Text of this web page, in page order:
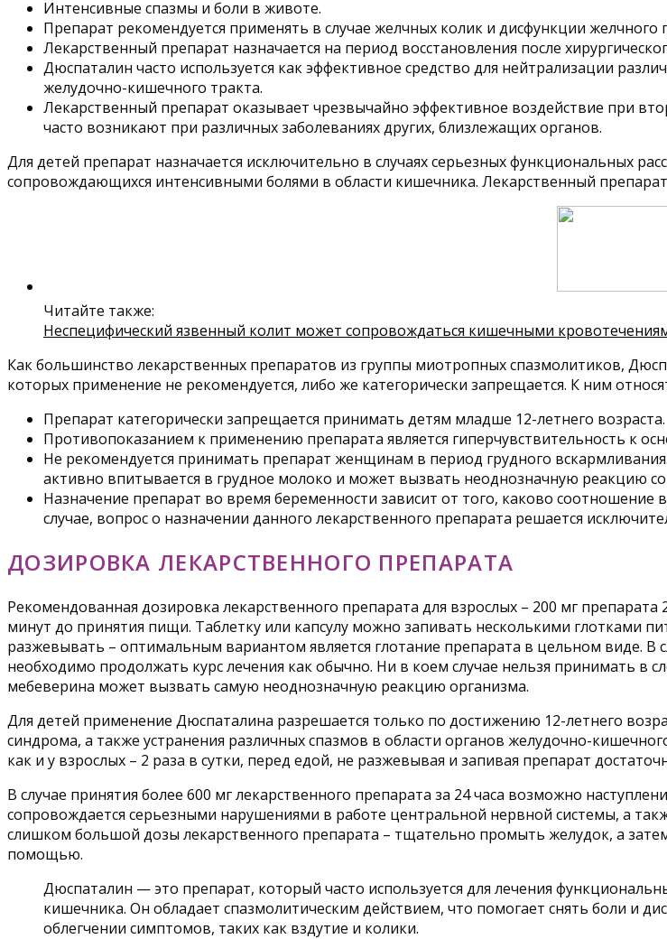
Интенсивные спазмы и боли в животе.
Препарат рекомендуется применять в случае желчных колик и дисфункции желчного
Лекарственный препарат назначается на период восстановления после
Дюспаталин часто используется как эффективное средство для нейтрализации
желудочно-кишечного тракта.
Лекарственный препарат оказывает чрезвычайно эффективное воздействие при
часто возникают при различных заболеваниях других, близлежащих органов.
Для детей препарат назначается исключительно в случаях серьезных функциональных
сопровождающихся интенсивными болями в области кишечника. Лекарственный препарат
Читайте также:
Неспецифический язвенный колит может сопровождаться кишечными
Как большинство лекарственных препаратов из группы миотропных спазмолитиков,
которых применение не рекомендуется, либо же категорически запрещается. К ним
Препарат категорически запрещается принимать детям младше 12-летнего возраста.
Противопоказанием к применению препарата является гиперчувствительность к
Не рекомендуется принимать препарат женщинам в период грудного
активно впитывается в грудное молоко и может вызвать неоднозначную реакцию
Назначение препарат во время беременности зависит от того, каково
случае, вопрос о назначении данного лекарственного препарата решается
ДОЗИРОВКА ЛЕКАРСТВЕННОГО ПРЕПАРАТА
Рекомендованная дозировка лекарственного препарата для взрослых – 200 мг
минут до принятия пищи. Таблетку или капсулу можно запивать несколькими глотками
разжевывать – оптимальным вариантом является глотание препарата в цельном виде. В
необходимо продолжать курс лечения как обычно. Ни в коем случае нельзя принимать
мебеверина может вызвать самую неоднозначную реакцию организма.
Для детей применение Дюспаталина разрешается только по достижению 12-летнего
синдрома, а также устранения различных спазмов в области органов желудочно-
как и у взрослых – 2 раза в сутки, перед едой, не разжевывая и запивая препарат
В случае принятия более 600 мг лекарственного препарата за 24 часа возможно
сопровождается серьезными нарушениями в работе центральной нервной системы, а
слишком большой дозы лекарственного препарата – тщательно промыть желудок, а
помощью.
Дюспаталин — это препарат, который часто используется для лечения
кишечника. Он обладает спазмолитическим действием, что помогает снять боли и
облегчении симптомов, таких как вздутие и колики.